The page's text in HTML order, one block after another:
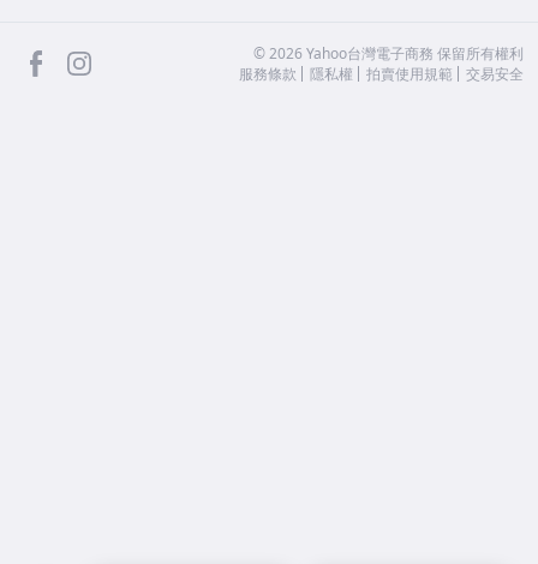
facebook ©2026 Yahoo台灣電子商務 保留所有權利
服務條款
隱私權 拍賣使用規範 交易安全